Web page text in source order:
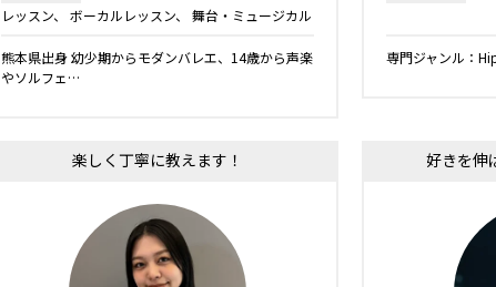
レッスン
ボーカルレッスン
舞台・ミュージカル
熊本県出身 幼少期からモダンバレエ、14歳から声楽
やソルフェ…
専門ジャンル：
楽しく丁寧に教えます！ 好きを伸